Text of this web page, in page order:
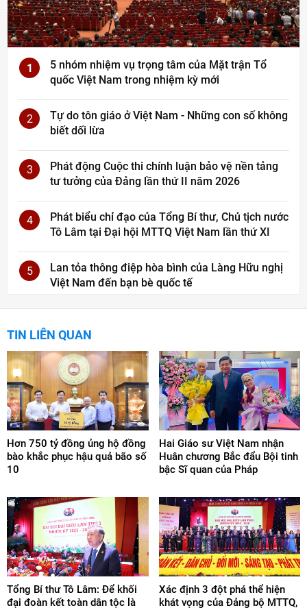
1
5 nhóm nhiệm vụ trọng tâm của Mặt trận Tổ
quốc Việt Nam trong nhiệm kỳ mới
2
Tự do tôn giáo ở Việt Nam - Những con số không
biết dối lừa
3
Phát động Cuộc thi chính luận bảo vệ nền tảng
tư tưởng của Đảng lần thứ II năm 2026
4
Phát biểu chỉ đạo của Tổng Bí thư, Chủ tịch nước
Tô Lâm tại Đại hội MTTQ Việt Nam lần thứ XI
5
Lan tỏa thông điệp hòa bình của Làng Hữu nghị
Việt Nam đến bạn bè quốc tế
TIN LIÊN QUAN
Hơn 750 tỷ đồng ủng hộ đồng
bào khắc phục hậu quả bão số
10
Hai Giáo sư Việt Nam nhận
Huân chương Bắc đẩu Bội tinh
bậc Sĩ quan của Pháp
Tổng Bí thư Tô Lâm: Để khối
đại đoàn kết toàn dân tộc là
Xác định 3 đột phá thể hiện
khát vọng của Đảng bộ MTTQ,